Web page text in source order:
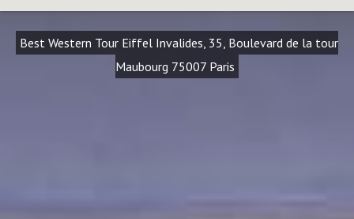
Best Western Tour Eiffel Invalides, 35, Boulevard de la tour
Maubourg 75007 Paris